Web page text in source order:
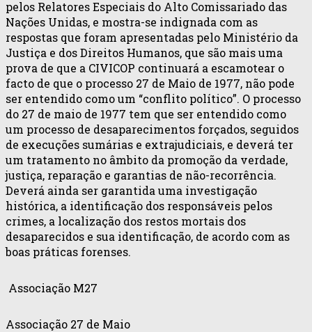
pelos Relatores Especiais do Alto Comissariado das
Nações Unidas, e mostra-se indignada com as
respostas que foram apresentadas pelo Ministério da
Justiça e dos Direitos Humanos, que são mais uma
prova de que a CIVICOP continuará a escamotear o
facto de que o processo 27 de Maio de 1977, não pode
ser entendido como um “conflito político”. O processo
do 27 de maio de 1977 tem que ser entendido como
um processo de desaparecimentos forçados, seguidos
de execuções sumárias e extrajudiciais, e deverá ter
um tratamento no âmbito da promoção da verdade,
justiça, reparação e garantias de não-recorrência.
Deverá ainda ser garantida uma investigação
histórica, a identificação dos responsáveis pelos
crimes, a localização dos restos mortais dos
desaparecidos e sua identificação, de acordo com as
boas práticas forenses.
Associação M27
Associação 27 de Maio